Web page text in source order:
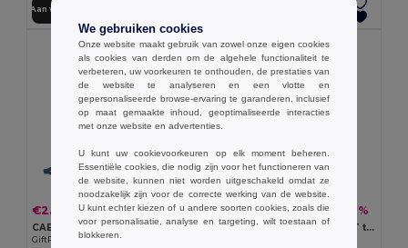
Aan winkelwagen toevoegen
€2.51 €2.71 -7%
CABETRI COLOUR Trekkoord rugzak gerecycled
GiftRetail MO2402
€2.06€2.49 -18%
FOLDPET Opvouwbare RPET tas
We gebruiken cookies
Onze website maakt gebruik van zowel onze eigen cookies
als cookies van derden om de algehele functionaliteit te
verbeteren, uw voorkeuren te onthouden, de prestaties van
de website te analyseren en een vlotte en
gepersonaliseerde browse-ervaring te garanderen, inclusief
op maat gemaakte inhoud, geoptimaliseerde interacties
met onze website en advertenties.
U kunt uw cookievoorkeuren op elk moment beheren.
Essentiële cookies, die nodig zijn voor het functioneren van
de website, kunnen niet worden uitgeschakeld omdat ze
noodzakelijk zijn voor de correcte werking van de website.
U kunt echter kiezen of u andere soorten cookies, zoals die
voor personalisatie, analyse en targeting, wilt toestaan of
blokkeren.